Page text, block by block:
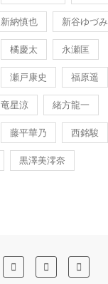
新納慎也 新谷ゆづみ
橘慶太 永瀬匡
瀬戸康史 福原遥
竜星涼 緒方龍一
藤平華乃 西銘駿
黒澤美澪奈